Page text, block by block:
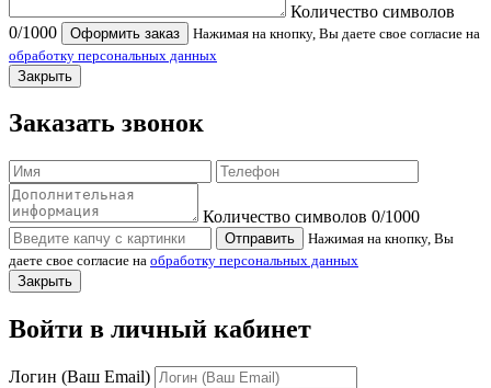
Количество символов
0/1000 Оформить заказ
Нажимая на кнопку, Вы даете свое согласие на
обработку персональных данных
Закрыть
Заказать звонок
Количество символов 0/1000
Отправить
Нажимая на кнопку, Вы
даете свое согласие на обработку персональных данных
Закрыть
Войти в личный кабинет
Логин (Ваш Email)